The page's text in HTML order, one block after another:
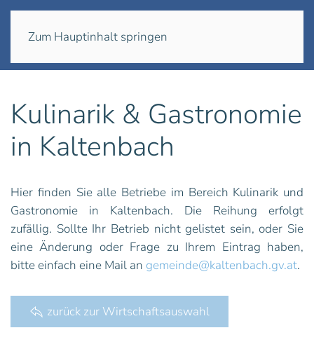
Zum Hauptinhalt springen
Kulinarik & Gastronomie
in Kaltenbach
Hier finden Sie alle Betriebe im Bereich Kulinarik und
Gastronomie in Kaltenbach. Die Reihung erfolgt
zufällig. Sollte Ihr Betrieb nicht gelistet sein, oder Sie
eine Änderung oder Frage zu Ihrem Eintrag haben,
bitte einfach eine Mail an gemeinde@kaltenbach.gv.at.
zurück zur Wirtschaftsauswahl